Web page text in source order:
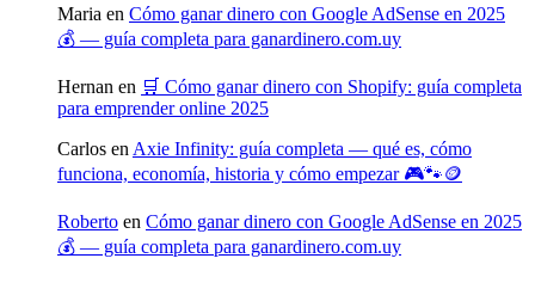
Maria en Cómo ganar dinero con Google AdSense en 2025
💰 — guía completa para ganardinero.com.uy
Hernan en 🛒 Cómo ganar dinero con Shopify: guía completa
para emprender online 2025
Carlos en Axie Infinity: guía completa — qué es, cómo
funciona, economía, historia y cómo empezar 🎮🐾🪙
Roberto en Cómo ganar dinero con Google AdSense en 2025
💰 — guía completa para ganardinero.com.uy